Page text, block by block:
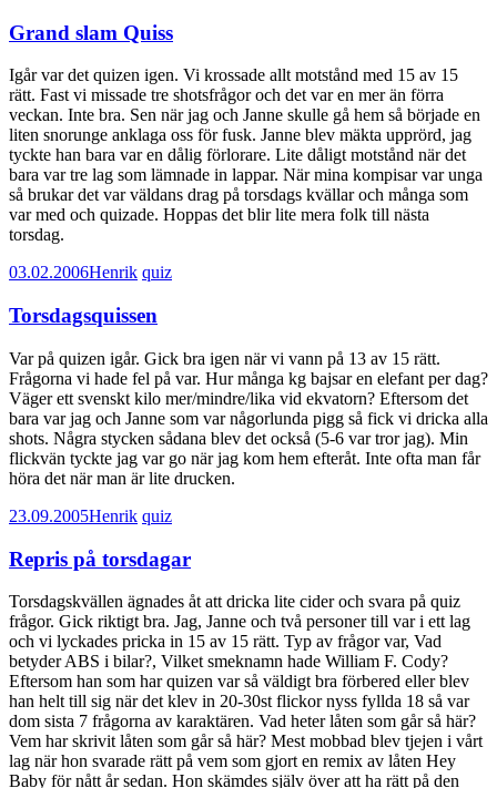
Grand slam Quiss
Igår var det quizen igen. Vi krossade allt motstånd med 15 av 15
rätt. Fast vi missade tre shotsfrågor och det var en mer än förra
veckan. Inte bra. Sen när jag och Janne skulle gå hem så började en
liten snorunge anklaga oss för fusk. Janne blev mäkta upprörd, jag
tyckte han bara var en dålig förlorare. Lite dåligt motstånd när det
bara var tre lag som lämnade in lappar. När mina kompisar var unga
så brukar det var väldans drag på torsdags kvällar och många som
var med och quizade. Hoppas det blir lite mera folk till nästa
torsdag.
03.02.2006Henrik quiz
Torsdagsquissen
Var på quizen igår. Gick bra igen när vi vann på 13 av 15 rätt.
Frågorna vi hade fel på var. Hur många kg bajsar en elefant per dag?
Väger ett svenskt kilo mer/mindre/lika vid ekvatorn? Eftersom det
bara var jag och Janne som var någorlunda pigg så fick vi dricka alla
shots. Några stycken sådana blev det också (5-6 var tror jag). Min
flickvän tyckte jag var go när jag kom hem efteråt. Inte ofta man får
höra det när man är lite drucken.
23.09.2005Henrik quiz
Repris på torsdagar
Torsdagskvällen ägnades åt att dricka lite cider och svara på quiz
frågor. Gick riktigt bra. Jag, Janne och två personer till var i ett lag
och vi lyckades pricka in 15 av 15 rätt. Typ av frågor var, Vad
betyder ABS i bilar?, Vilket smeknamn hade William F. Cody?
Eftersom han som har quizen var så väldigt bra förbered eller blev
han helt till sig när det klev in 20-30st flickor nyss fyllda 18 så var
dom sista 7 frågorna av karaktären. Vad heter låten som går så här?
Vem har skrivit låten som går så här? Mest mobbad blev tjejen i vårt
lag när hon svarade rätt på vem som gjort en remix av låten Hey
Baby för nått år sedan. Hon skämdes själv över att ha rätt på den